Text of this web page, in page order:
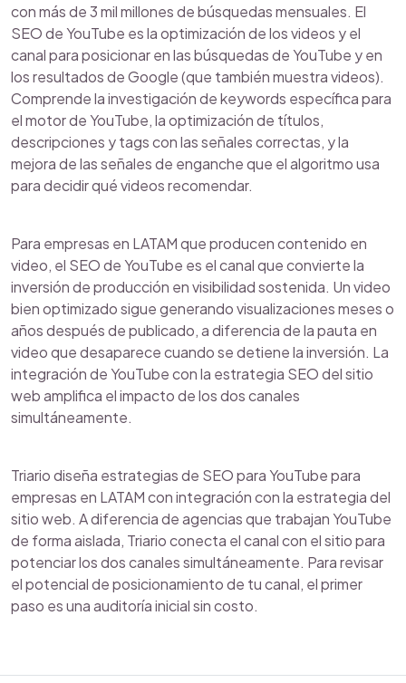
con más de 3 mil millones de búsquedas mensuales. El
SEO de YouTube es la optimización de los videos y el
canal para posicionar en las búsquedas de YouTube y en
los resultados de Google (que también muestra videos).
Comprende la investigación de keywords específica para
el motor de YouTube, la optimización de títulos,
descripciones y tags con las señales correctas, y la
mejora de las señales de enganche que el algoritmo usa
para decidir qué videos recomendar.
Para empresas en LATAM que producen contenido en
video, el SEO de YouTube es el canal que convierte la
inversión de producción en visibilidad sostenida. Un video
bien optimizado sigue generando visualizaciones meses o
años después de publicado, a diferencia de la pauta en
video que desaparece cuando se detiene la inversión. La
integración de YouTube con la estrategia SEO del sitio
web amplifica el impacto de los dos canales
simultáneamente.
Triario diseña estrategias de SEO para YouTube para
empresas en LATAM con integración con la estrategia del
sitio web. A diferencia de agencias que trabajan YouTube
de forma aislada, Triario conecta el canal con el sitio para
potenciar los dos canales simultáneamente. Para revisar
el potencial de posicionamiento de tu canal, el primer
paso es una auditoría inicial sin costo.